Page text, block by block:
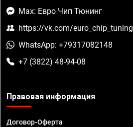
Max: Евро Чип Тюнинг
https://vk.com/euro_chip_tuning
WhatsApp: +79317082148
+7 (3822) 48-94-08
Правовая информация
Договор-Оферта